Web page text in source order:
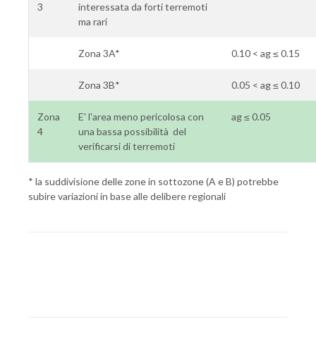
3
interessata da forti terremoti
ma rari
Zona 3A* 0.10 < ag ≤ 0.15
Zona 3B* 0.05 < ag ≤ 0.10
Zona
4
E' l'area meno pericolosa con
una bassa possibilità del
verificarsi di terremoti
ag ≤ 0.05
* la suddivisione delle zone in sottozone (A e B) potrebbe
subire variazioni in base alle delibere regionali